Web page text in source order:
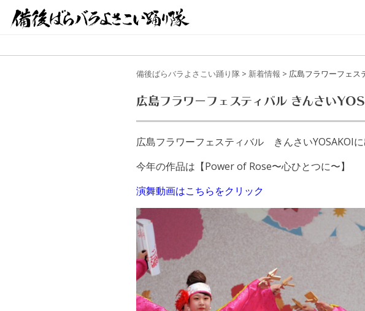
備後ばらバラよさこい踊り隊 > 新着情報 > 広島フラワーフェス
広島フラワーフェスティバル きんさい
広島フラワーフェスティバル きんさいYOSAKOIに
今年の作品は【Power of Rose〜心ひとつに〜】
演舞動画はこちらをクリック